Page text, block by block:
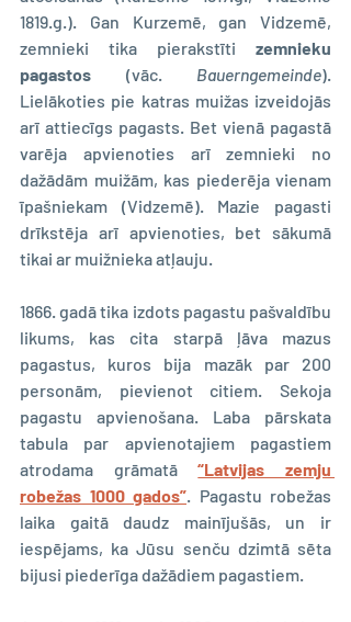
1819.g.). Gan Kurzemē, gan Vidzemē,
zemnieki tika pierakstīti zemnieku
pagastos (vāc. Bauerngemeinde).
Lielākoties pie katras muižas izveidojās
arī attiecīgs pagasts. Bet vienā pagastā
varēja apvienoties arī zemnieki no
dažādām muižām, kas piederēja vienam
īpašniekam (Vidzemē). Mazie pagasti
drīkstēja arī apvienoties, bet sākumā
tikai ar muižnieka atļauju.
1866. gadā tika izdots pagastu pašvaldību
likums, kas cita starpā ļāva mazus
pagastus, kuros bija mazāk par 200
personām, pievienot citiem. Sekoja
pagastu apvienošana. Laba pārskata
tabula par apvienotajiem pagastiem
atrodama grāmatā “Latvijas zemju
robežas 1000 gados”. Pagastu robežas
laika gaitā daudz mainījušās, un ir
iespējams, ka Jūsu senču dzimtā sēta
bijusi piederīga dažādiem pagastiem.